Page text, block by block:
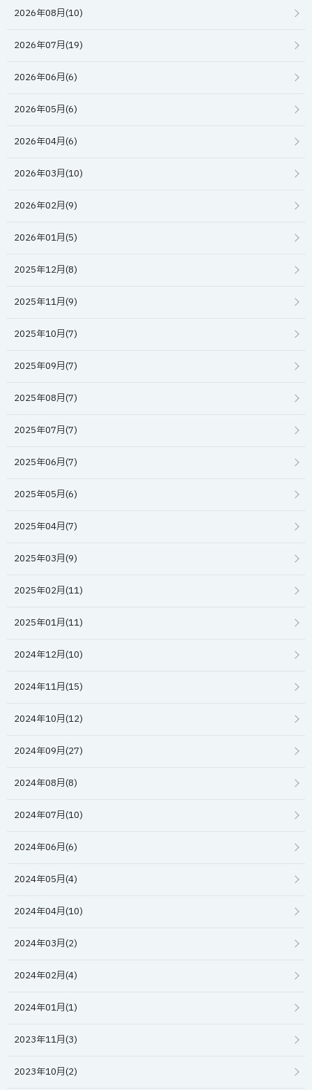
2026年08月(10)
2026年07月(19)
2026年06月(6)
2026年05月(6)
2026年04月(6)
2026年03月(10)
2026年02月(9)
2026年01月(5)
2025年12月(8)
2025年11月(9)
2025年10月(7)
2025年09月(7)
2025年08月(7)
2025年07月(7)
2025年06月(7)
2025年05月(6)
2025年04月(7)
2025年03月(9)
2025年02月(11)
2025年01月(11)
2024年12月(10)
2024年11月(15)
2024年10月(12)
2024年09月(27)
2024年08月(8)
2024年07月(10)
2024年06月(6)
2024年05月(4)
2024年04月(10)
2024年03月(2)
2024年02月(4)
2024年01月(1)
2023年11月(3)
2023年10月(2)